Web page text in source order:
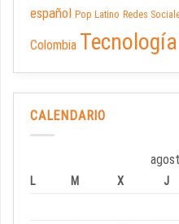
español Pop Latino Redes
Colombia Tecnología
CALENDARIO
L M X J